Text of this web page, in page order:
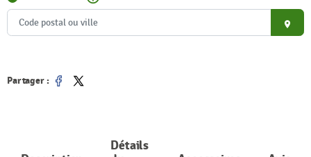
place
Partager :
Partager
Tweet
Détails